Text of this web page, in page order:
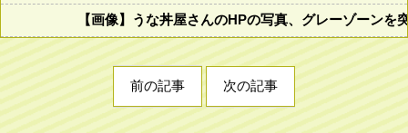
【画像】うな丼屋さんのHPの写真、グレーゾーンを
前の記事 次の記事